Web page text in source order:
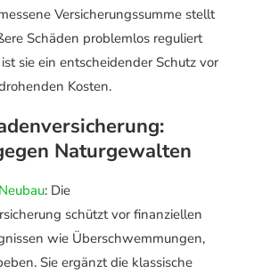
Versicherungssumme stellt
Schäden problemlos reguliert
sie ein entscheidender Schutz vor
Kosten.
Naturgewalten
: Die
schützt vor finanziellen
wie Überschwemmungen,
Sie ergänzt die klassische